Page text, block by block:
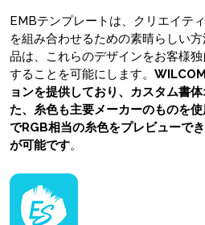
EMBテンプレートは、クリエイテ
を組み合わせるための素晴らしい
品は、これらのデザインをお客様
することを可能にします。
ョンを提供しており、カスタム書
た、糸色も主要メーカーのものを
でRGB相当の糸色をプレビューで
が可能です。